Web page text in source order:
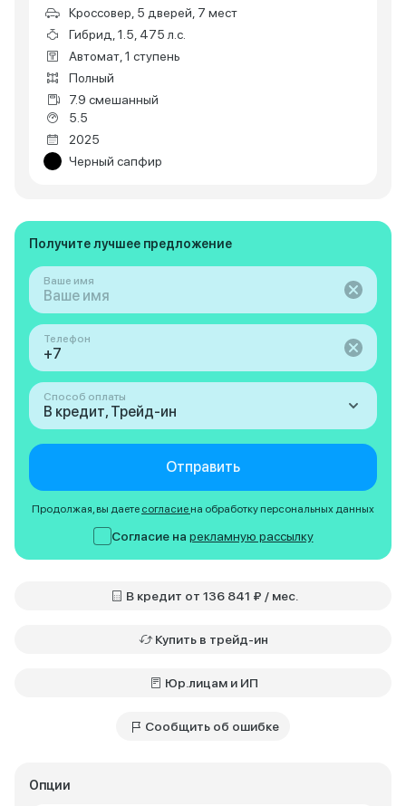
Кроссовер, 5 дверей, 7 мест
Гибрид, 1.5, 475 л.с.
Автомат, 1 ступень
Полный
7.9 смешанный
5.5
2025
Черный сапфир
Опции
Получите лучшее предложение
Ваше имя
Телефон
Способ оплаты
В кредит, Трейд-ин
Отправить
Продолжая, вы даете согласие на обработку персональных данных
Согласие на рекламную рассылку
В кредит от 136 841 ₽ / мес.
Купить в трейд-ин
Юр.лицам и ИП
Сообщить об ошибке